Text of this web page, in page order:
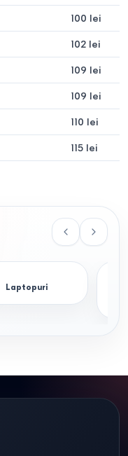
100 lei
102 lei
109 lei
109 lei
110 lei
115 lei
Laptopuri